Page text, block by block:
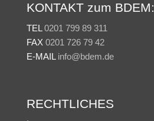
KONTAKT zum BDEM:
TEL 0201 799 89 311
FAX 0201 726 79 42
E-MAIL info@bdem.de
RECHTLICHES